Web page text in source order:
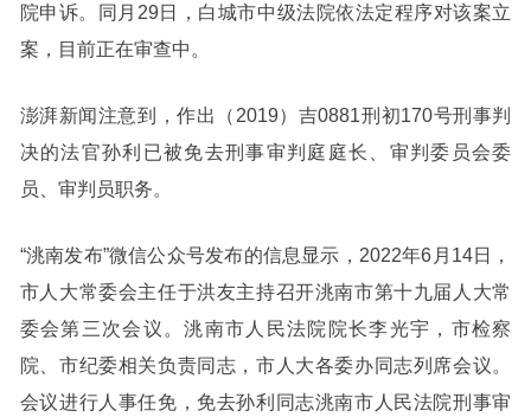
院申诉。同月29日，白城市中级法院依法定程序对该案立
案，目前正在审查中。
澎湃新闻注意到，作出（2019）吉0881刑初170号刑事判
决的法官孙利已被免去刑事审判庭庭长、审判委员会委
员、审判员职务。
“洮南发布”微信公众号发布的信息显示，2022年6月14日，
市人大常委会主任于洪友主持召开洮南市第十九届人大常
委会第三次会议。洮南市人民法院院长李光宇，市检察
院、市纪委相关负责同志，市人大各委办同志列席会议。
会议进行人事任免，免去孙利同志洮南市人民法院刑事审